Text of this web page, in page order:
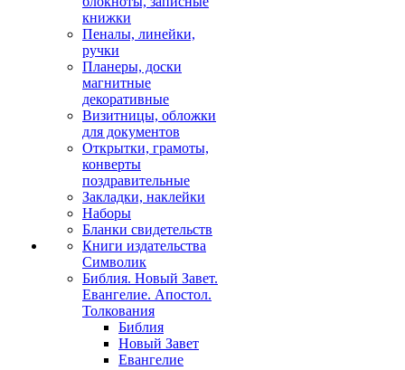
книжки
Пеналы, линейки,
ручки
Планеры, доски
магнитные
декоративные
Визитницы, обложки
для документов
Открытки, грамоты,
конверты
поздравительные
Закладки, наклейки
Наборы
Бланки свидетельств
Книги издательства
Символик
Библия. Новый Завет.
Евангелие. Апостол.
Толкования
Библия
Новый Завет
Евангелие